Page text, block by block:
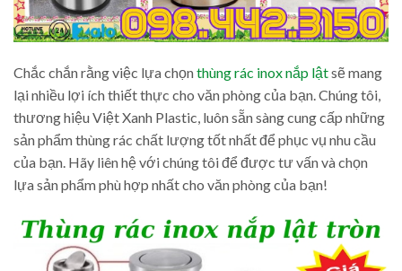
Chắc chắn rằng việc lựa chọnthùng rác inox nắp lậtsẽ mang
lại nhiều lợi ích thiết thực cho văn phòng của bạn. Chúng tôi,
thương hiệu Việt Xanh Plastic, luôn sẵn sàng cung cấp những
sản phẩm thùng rác chất lượng tốt nhất để phục vụ nhu cầu
của bạn. Hãy liên hệ với chúng tôi để được tư vấn và chọn
lựa sản phẩm phù hợp nhất cho văn phòng của bạn!